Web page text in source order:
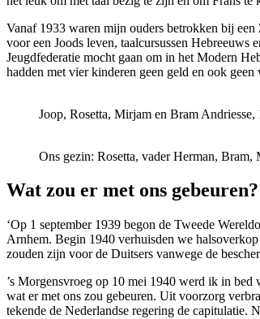
Vanaf 1933 waren mijn ouders betrokken bij
voor een Joods leven, taalcursussen
Jeugdfederatie mocht gaan om in het Modern
hadden met vier kinderen geen geld en ook
Joop, Rosetta, Mirjam en Bram Andriesse,
Ons gezin: Rosetta, vader Herman,
Wat zou er met ons gebeuren?
‘Op 1 september 1939 begon de Tweede
Arnhem. Begin 1940 verhuisden we
zouden zijn voor de Duitsers vanwege de
’s Morgensvroeg op 10 mei 1940 werd ik in
wat er met ons zou gebeuren. Uit voorzorg
tekende de Nederlandse regering de capitulatie.